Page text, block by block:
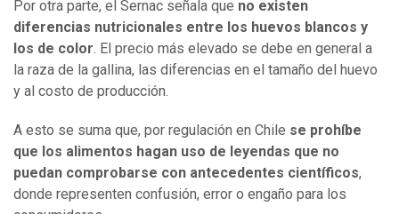
Por otra parte, el Sernac señala que no existen
diferencias nutricionales entre los huevos blancos y
los de color. El precio más elevado se debe en general a
la raza de la gallina, las diferencias en el tamaño del huevo
y al costo de producción.
A esto se suma que, por regulación en Chile se prohíbe
que los alimentos hagan uso de leyendas que no
puedan comprobarse con antecedentes científicos,
donde representen confusión, error o engaño para los